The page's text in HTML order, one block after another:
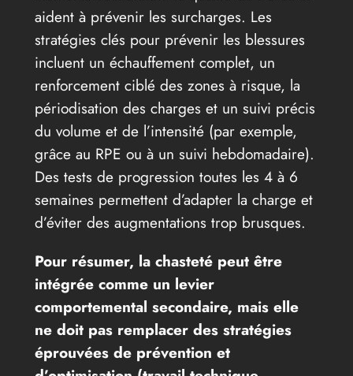
aident à prévenir les surcharges. Les
stratégies clés pour prévenir les blessures
incluent un échauffement complet, un
renforcement ciblé des zones à risque, la
périodisation des charges et un suivi précis
du volume et de l’intensité (par exemple,
grâce au RPE ou à un suivi hebdomadaire).
Des tests de progression toutes les 4 à 6
semaines permettent d’adapter la charge et
d’éviter des augmentations trop brusques.
Pour résumer, la chasteté peut être
intégrée comme un levier
comportemental secondaire, mais elle
ne doit pas remplacer des stratégies
éprouvées de prévention et